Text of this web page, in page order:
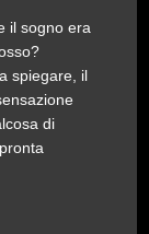
il sogno era
spiegare, il
di